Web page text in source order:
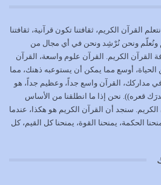
إلهي للمؤمنين وهو بمثابة سبب بينهم
أولياء الله فيتم على أيدينا ضرب
القرآن الكريم، ثقافتنا تكون قرآنية، ثقافتنا
ونُعلّم ونحن نُرْشِد ونحن في أي مجال من
القرآن الكريم. القرآن علوم واسعة، القرآن
أوسع مما يمكن أن يستوعبه ذهنك، مما
مداركك، القرآن واسع جداً، وعظيم جداً، هو
قعره)). نحن إذا ما انطلقنا من الأساس
الكريم. سنجد أن القرآن الكريم هو هكذا، عندما
الحكمة، يمنحنا القوة، يمنحنا كل القيم، كل
وأن نتثقف بثقافة القرآن الكريم